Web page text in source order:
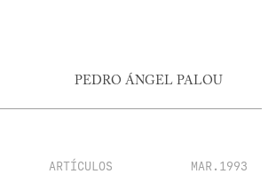
PEDRO ÁNGEL PALOU
ARTÍCULOS MAR.1993